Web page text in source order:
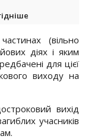
(вільно
діях і яким
для цієї
виходу на
вихід
учасників